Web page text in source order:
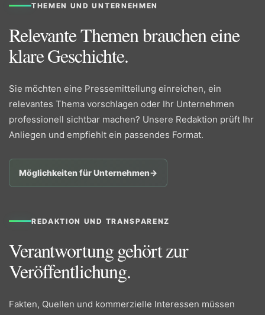
THEMEN UND UNTERNEHMEN
Relevante Themen brauchen eine
klare Geschichte.
Sie möchten eine Pressemitteilung einreichen, ein
relevantes Thema vorschlagen oder Ihr Unternehmen
professionell sichtbar machen? Unsere Redaktion prüft Ihr
Anliegen und empfiehlt ein passendes Format.
Möglichkeiten für Unternehmen→
REDAKTION UND TRANSPARENZ
Verantwortung gehört zur
Veröffentlichung.
Fakten, Quellen und kommerzielle Interessen müssen